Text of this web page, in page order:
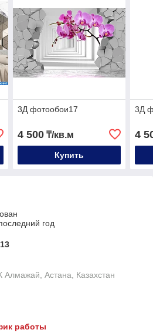
3Д фотообои17
4 500₸/кв.м
Купить
3Д
4
год
Астана, Казахстан
работы